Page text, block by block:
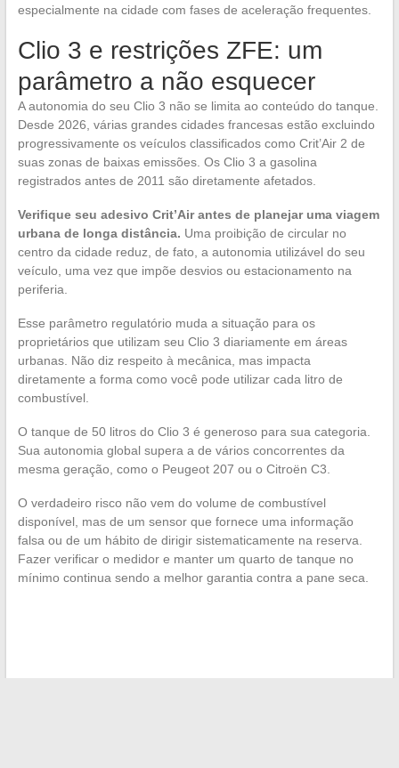
especialmente na cidade com fases de aceleração frequentes.
Clio 3 e restrições ZFE: um
parâmetro a não esquecer
A autonomia do seu Clio 3 não se limita ao conteúdo do tanque.
Desde 2026, várias grandes cidades francesas estão excluindo
progressivamente os veículos classificados como Crit’Air 2 de
suas zonas de baixas emissões. Os Clio 3 a gasolina
registrados antes de 2011 são diretamente afetados.
Verifique seu adesivo Crit’Air antes de planejar uma viagem
urbana de longa distância. Uma proibição de circular no
centro da cidade reduz, de fato, a autonomia utilizável do seu
veículo, uma vez que impõe desvios ou estacionamento na
periferia.
Esse parâmetro regulatório muda a situação para os
proprietários que utilizam seu Clio 3 diariamente em áreas
urbanas. Não diz respeito à mecânica, mas impacta
diretamente a forma como você pode utilizar cada litro de
combustível.
O tanque de 50 litros do Clio 3 é generoso para sua categoria.
Sua autonomia global supera a de vários concorrentes da
mesma geração, como o Peugeot 207 ou o Citroën C3.
O verdadeiro risco não vem do volume de combustível
disponível, mas de um sensor que fornece uma informação
falsa ou de um hábito de dirigir sistematicamente na reserva.
Fazer verificar o medidor e manter um quarto de tanque no
mínimo continua sendo a melhor garantia contra a pane seca.